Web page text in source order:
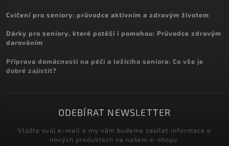
Cvičení pro seniory: průvodce aktivním a zdravým životem
Dárky pro seniory, které potěší i pomohou: Průvodce zdravým
darováním
Příprava domácnosti na péči o ležícího seniora: Co vše je
dobré zajistit?
ODEBÍRAT NEWSLETTER
Vložte svůj e-mail a my vám budeme zasílat informace o
nových produktech na našem e-shopu.